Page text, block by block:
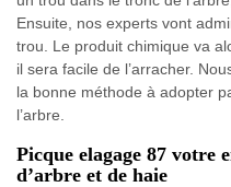
Ensuite, nos experts vont
trou. Le produit chimique va
il sera facile de l’arracher.
la bonne méthode à adopter
l’arbre.
Picque elagage 87 votre
d’arbre et de haie